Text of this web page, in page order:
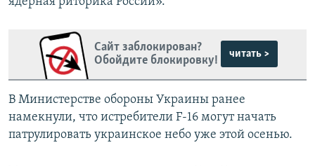
Сайт заблокирован?
Обойдите блокировку!
читать >
В Министерстве обороны Украины ранее
намекнули, что истребители F-16 могут начать
патрулировать украинское небо уже этой осенью.